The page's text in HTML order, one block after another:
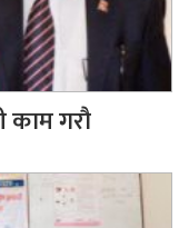
काम गरौ